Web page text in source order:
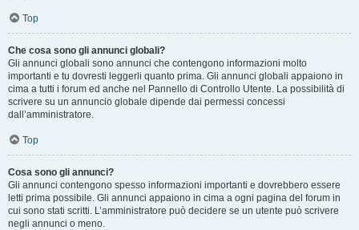
Top
Che cosa sono gli annunci globali?
Gli annunci globali sono annunci che contengono informazioni molto
importanti e tu dovresti leggerli quanto prima. Gli annunci globali appaiono in
cima a tutti i forum ed anche nel Pannello di Controllo Utente. La possibilità di
scrivere su un annuncio globale dipende dai permessi concessi
dall’amministratore.
Top
Cosa sono gli annunci?
Gli annunci contengono spesso informazioni importanti e dovrebbero essere
letti prima possibile. Gli annunci appaiono in cima a ogni pagina del forum in
cui sono stati scritti. L’amministratore può decidere se un utente può scrivere
negli annunci o meno.